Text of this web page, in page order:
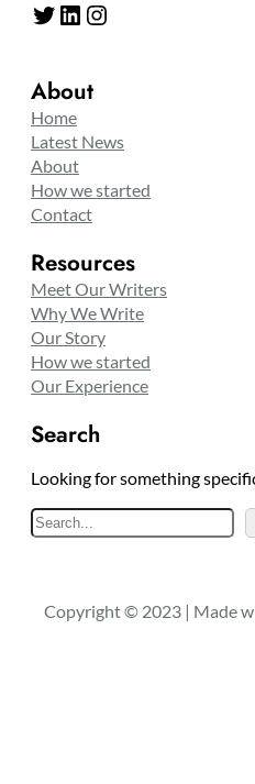
Twitter LinkedIn Instagram
About
Home
Latest News
About
How we started
Contact
Resources
Meet Our Writers
Why We Write
Our Story
How we started
Our Experience
Search
Looking for something
e
c
Copyright © 2023 | Made